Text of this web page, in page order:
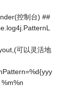
控制台) ##
可以灵活地